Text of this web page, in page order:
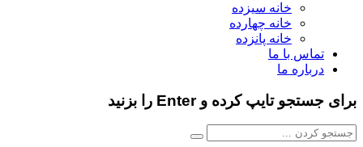
خانه سیزده
خانه چهارده
خانه پانزده
تماس با ما
درباره ما
برای جستجو تایپ کرده و Enter را بزنید